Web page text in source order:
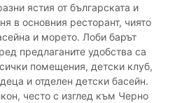
ястия от българската и
в основния ресторант, чиято
и морето. Лоби барът
предлаганите удобства са
помещения, детски клуб,
и отделен детски басейн.
често с изглед към Черно